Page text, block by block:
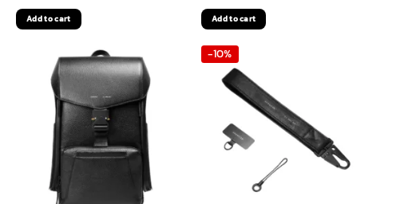
Add to cart Add to cart
-10%